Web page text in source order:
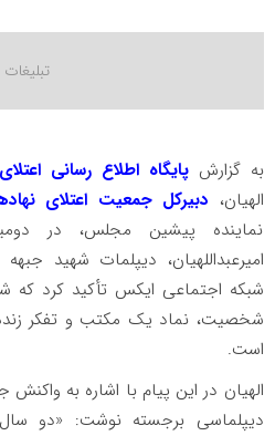
به گزارشپایگاه اطلاع رسانی
الهیان، دبیرکل جمعیت اعتلای
نماینده پیشین مجلس، در
امیرعبداللهیان، دیپلمات شهید
شبکه اجتماعی ایکس تأکید کرد که
شخصیت، نماد یک مکتب و تفکر
است.
الهیان در این پیام با اشاره به
دیپلماسی برجسته نوشت: «دو